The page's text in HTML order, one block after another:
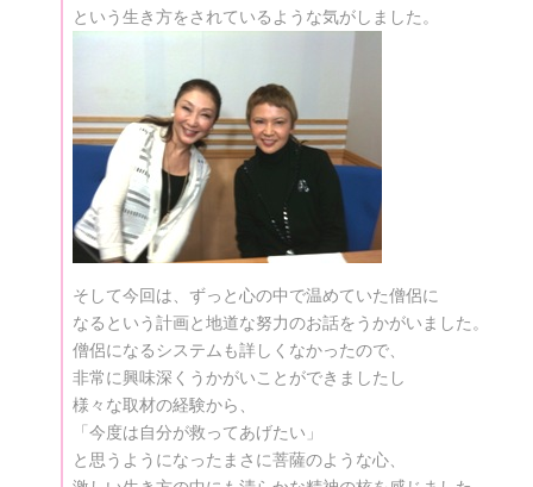
という生き方をされているような気がしました。
そして今回は、ずっと心の中で温めていた僧侶に
なるという計画と地道な努力のお話をうかがいました。
僧侶になるシステムも詳しくなかったので、
非常に興味深くうかがいことができましたし
様々な取材の経験から、
「今度は自分が救ってあげたい」
と思うようになったまさに菩薩のような心、